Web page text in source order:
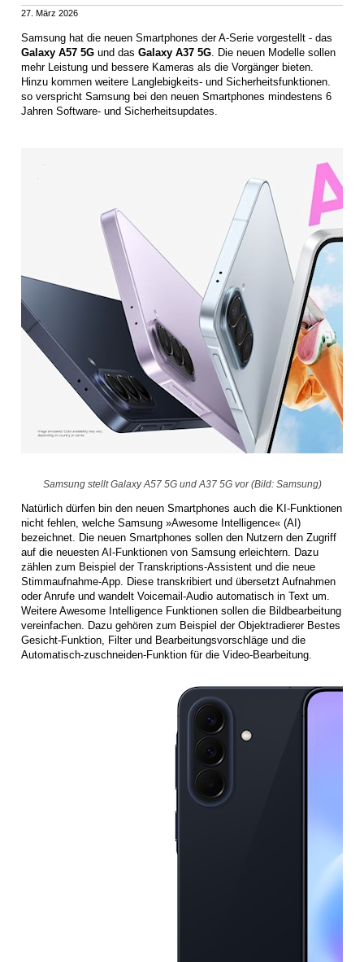
27. März 2026
Samsung hat die neuen Smartphones der A-Serie vorgestellt - das
Galaxy A57 5G und das Galaxy A37 5G . Die neuen Modelle sollen
mehr Leistung und bessere Kameras als die Vorgänger bieten.
Hinzu kommen weitere Langlebigkeits- und Sicherheitsfunktionen.
so verspricht Samsung bei den neuen Smartphones mindestens 6
Jahren Software- und Sicherheitsupdates.
Samsung stellt Galaxy A57 5G und A37 5G vor (Bild: Samsung)
Natürlich dürfen bin den neuen Smartphones auch die KI-Funktionen
nicht fehlen, welche Samsung »Awesome Intelligence« (AI)
bezeichnet. Die neuen Smartphones sollen den Nutzern den Zugriff
auf die neuesten AI-Funktionen von Samsung erleichtern. Dazu
zählen zum Beispiel der Transkriptions-Assistent und die neue
Stimmaufnahme-App. Diese transkribiert und übersetzt Aufnahmen
oder Anrufe und wandelt Voicemail-Audio automatisch in Text um.
Weitere Awesome Intelligence Funktionen sollen die Bildbearbeitung
vereinfachen. Dazu gehören zum Beispiel der Objektradierer Bestes
Gesicht-Funktion, Filter und Bearbeitungsvorschläge und die
Automatisch-zuschneiden-Funktion für die Video-Bearbeitung.